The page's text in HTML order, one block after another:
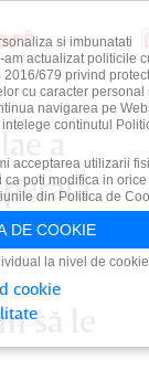
a
din
să le
si imbunatati
actualizat politicile
679 privind
cu caracter personal
navigarea pe
continutul
acceptarea utilizarii
poti modifica in orice
din Politica de
DE COOKIE
la nivel de
cookie